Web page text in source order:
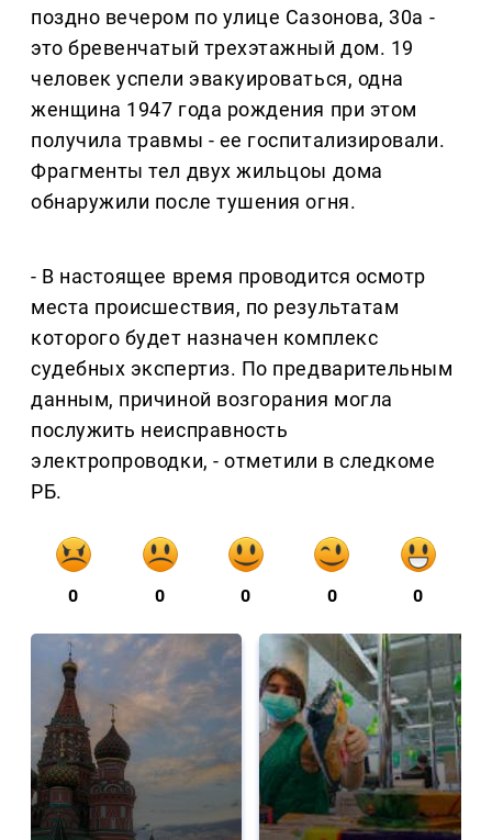
поздно вечером по улице Сазонова, 30а -
это бревенчатый трехэтажный дом. 19
человек успели эвакуироваться, одна
женщина 1947 года рождения при этом
получила травмы - ее госпитализировали.
Фрагменты тел двух жильцоы дома
обнаружили после тушения огня.
- В настоящее время проводится осмотр
места происшествия, по результатам
которого будет назначен комплекс
судебных экспертиз. По предварительным
данным, причиной возгорания могла
послужить неисправность
электропроводки, - отметили в следкоме
РБ.
0 0 0 0 0